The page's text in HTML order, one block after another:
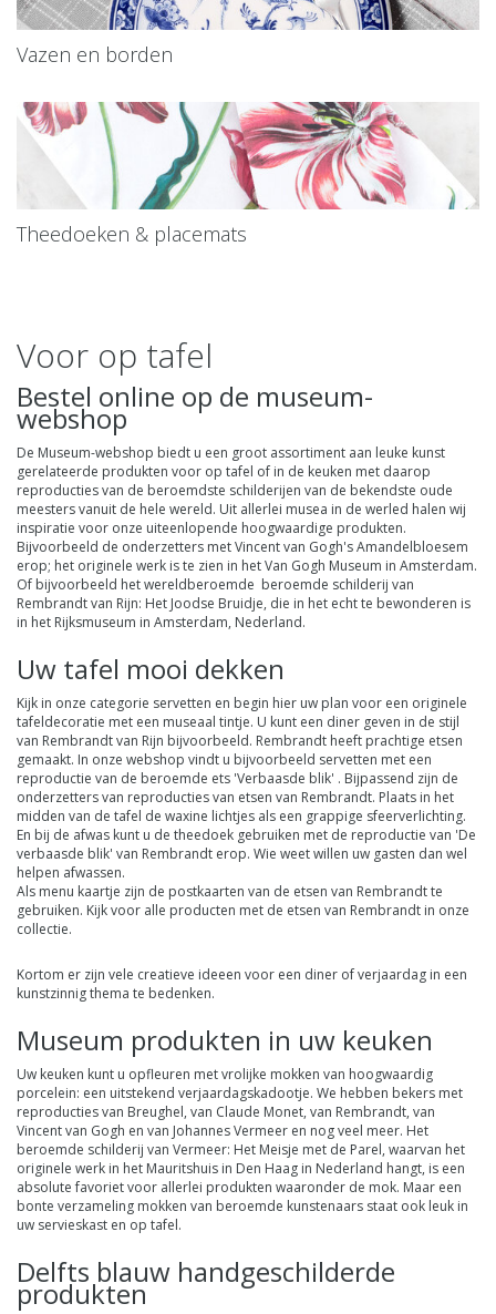
Vazen en borden
Theedoeken & placemats
Voor op tafel
Bestel online op de museum-
webshop
De Museum-webshop biedt u een groot assortiment aan leuke kunst
gerelateerde produkten voor op tafel of in de keuken met daarop
reproducties van de beroemdste schilderijen van de bekendste oude
meesters vanuit de hele wereld. Uit allerlei musea in de werled halen wij
inspiratie voor onze uiteenlopende hoogwaardige produkten.
Bijvoorbeeld de onderzetters met Vincent van Gogh's Amandelbloesem
erop; het originele werk is te zien in het Van Gogh Museum in Amsterdam.
Of bijvoorbeeld het wereldberoemde beroemde schilderij van
Rembrandt van Rijn: Het Joodse Bruidje, die in het echt te bewonderen is
in het Rijksmuseum in Amsterdam, Nederland.
Uw tafel mooi dekken
Kijk in onze categorie servetten en begin hier uw plan voor een originele
tafeldecoratie met een museaal tintje. U kunt een diner geven in de stijl
van Rembrandt van Rijn bijvoorbeeld. Rembrandt heeft prachtige etsen
gemaakt. In onze webshop vindt u bijvoorbeeld servetten met een
reproductie van de beroemde ets 'Verbaasde blik' . Bijpassend zijn de
onderzetters van reproducties van etsen van Rembrandt. Plaats in het
midden van de tafel de waxine lichtjes als een grappige sfeerverlichting.
En bij de afwas kunt u de theedoek gebruiken met de reproductie van 'De
verbaasde blik' van Rembrandt erop. Wie weet willen uw gasten dan wel
helpen afwassen.
Als menu kaartje zijn de postkaarten van de etsen van Rembrandt te
gebruiken. Kijk voor alle producten met de etsen van Rembrandt in onze
collectie.
Kortom er zijn vele creatieve ideeen voor een diner of verjaardag in een
kunstzinnig thema te bedenken.
Museum produkten in uw keuken
Uw keuken kunt u opfleuren met vrolijke mokken van hoogwaardig
porcelein: een uitstekend verjaardagskadootje. We hebben bekers met
reproducties van Breughel, van Claude Monet, van Rembrandt, van
Vincent van Gogh en van Johannes Vermeer en nog veel meer. Het
beroemde schilderij van Vermeer: Het Meisje met de Parel, waarvan het
originele werk in het Mauritshuis in Den Haag in Nederland hangt, is een
absolute favoriet voor allerlei produkten waaronder de mok. Maar een
bonte verzameling mokken van beroemde kunstenaars staat ook leuk in
uw servieskast en op tafel.
Delfts blauw handgeschilderde
produkten